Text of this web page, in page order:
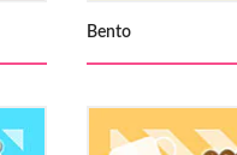
Bento